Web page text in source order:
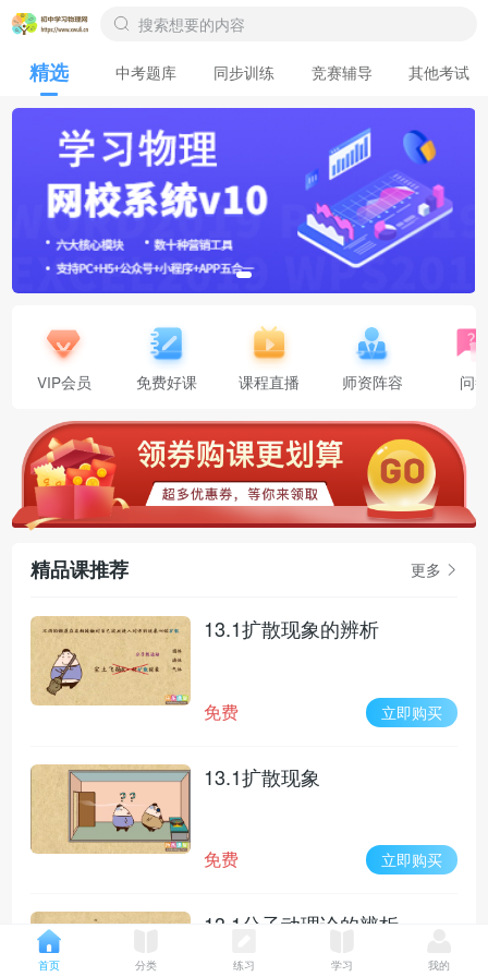
精选 中考题库 同步训练 竞赛辅导 其他考试
VIP会员 免费好课 课程直播 师资阵容 问
更多
精品课推荐
13.1扩散现象的辨析
立即购买
免费
13.1扩散现象
立即购买
免费
13.1分子动理论的辨析
首页 分类 练习 学习 我的